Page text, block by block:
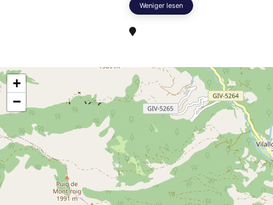
Weniger lesen
+
−